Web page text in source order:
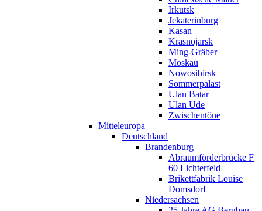
Irkutsk
Jekaterinburg
Kasan
Krasnojarsk
Ming-Gräber
Moskau
Nowosibirsk
Sommerpalast
Ulan Batar
Ulan Ude
Zwischentöne
Mitteleuropa
Deutschland
Brandenburg
Abraumförderbrücke F
60 Lichterfeld
Brikettfabrik Louise
Domsdorf
Niedersachsen